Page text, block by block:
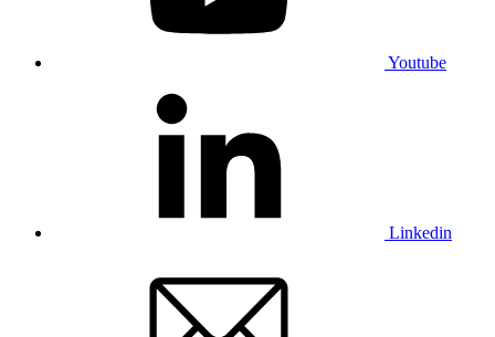
Youtube
Linkedin